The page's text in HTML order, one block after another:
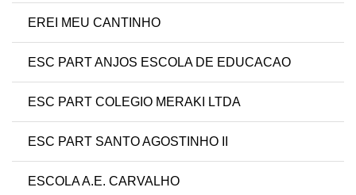
EREI MEU CANTINHO
ESC PART ANJOS ESCOLA DE EDUCACAO
ESC PART COLEGIO MERAKI LTDA
ESC PART SANTO AGOSTINHO II
ESCOLA A.E. CARVALHO